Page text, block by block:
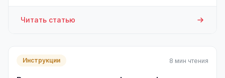
Читать статью
Инструкции 8 мин чтения